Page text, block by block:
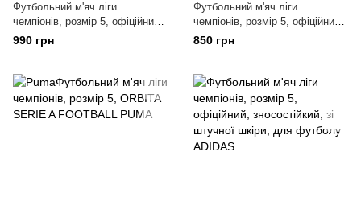
Футбольний м'яч ліги
чемпіонів, розмір 5, офіційний,
зносостійкий, зі штучної шкіри,
для футболу ADIDAS
990 грн
Футбольний м'яч ліги
чемпіонів, розмір 5, офіційний,
зносостійкий, зі штучної шкіри,
для футболу UNIFORIA
850 грн